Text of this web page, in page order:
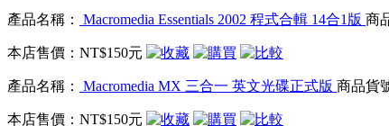
產品名稱： Macromedia Essentials 2002 程式合輯 14合1版 商
本店售價： NT$150元
產品名稱： Macromedia MX 三合一 英文光碟正式版 商品貨
本店售價： NT$150元